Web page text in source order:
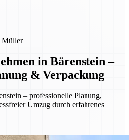
Müller
in Bärenstein –
& Verpackung
– professionelle Planung,
Umzug durch erfahrenes